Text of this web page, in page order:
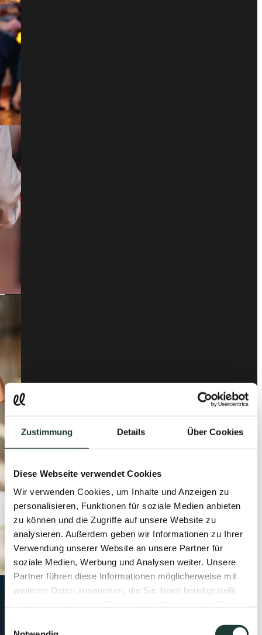
Zustimmung Details Über Cookies
Diese Webseite verwendet Cookies
Wir verwenden Cookies, um Inhalte und Anzeigen zu
personalisieren, Funktionen für soziale Medien anbieten
zu können und die Zugriffe auf unsere Website zu
analysieren. Außerdem geben wir Informationen zu Ihrer
Verwendung unserer Website an unsere Partner für
soziale Medien, Werbung und Analysen weiter. Unsere
Partner führen diese Informationen möglicherweise mit
weiteren Daten zusammen, die Sie ihnen bereitgestellt